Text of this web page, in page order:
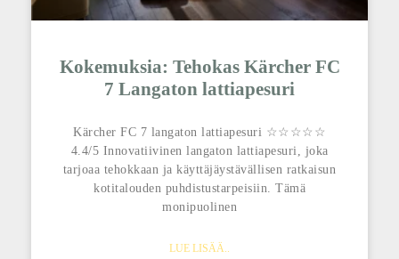
Kokemuksia: Tehokas Kärcher FC
7 Langaton lattiapesuri
Kärcher FC 7 langaton lattiapesuri ☆☆☆☆☆
4.4/5 Innovatiivinen langaton lattiapesuri, joka
tarjoaa tehokkaan ja käyttäjäystävällisen ratkaisun
kotitalouden puhdistustarpeisiin. Tämä
monipuolinen
LUE LISÄÄ..